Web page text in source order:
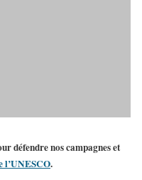
défendre nos campagnes et
l’UNESCO.